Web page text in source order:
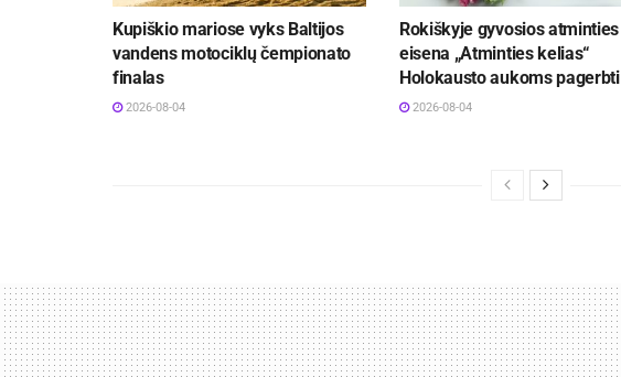
Kupiškio mariose vyks Baltijos
vandens motociklų čempionato
finalas
2026-08-04
Rokiškyje gyvosios atminties
eisena „Atminties kelias“
Holokausto aukoms pagerbti
2026-08-04